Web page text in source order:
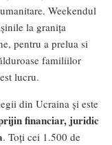
Weekendul
la granița
pentru a prelua si
familiilor
lucru.
din Ucraina și este
financiar, juridic
. Toți cei 1.500 de